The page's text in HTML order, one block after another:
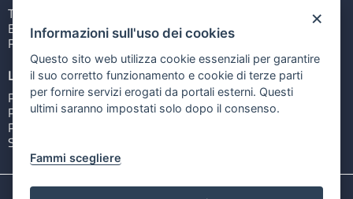
Tel: 800713939
Email:quiregione@regione.puglia.it
Rubrica
Link utili
Portale Istituzionale
PO FESR Puglia 2014-2020
PSR Puglia 2014-2020
Sistema Puglia
×
Informazioni sull'uso dei cookies
Questo sito web utilizza cookie essenziali per garantire
il suo corretto funzionamento e cookie di terze parti
per fornire servizi erogati da portali esterni. Questi
ultimi saranno impostati solo dopo il consenso.
Fammi scegliere